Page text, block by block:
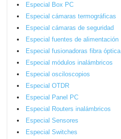
Especial Box PC
Especial cámaras termográficas
Especial cámaras de seguridad
Especial fuentes de alimentación
Especial fusionadoras fibra óptica
Especial módulos inalámbricos
Especial osciloscopios
Especial OTDR
Especial Panel PC
Especial Routers inalámbricos
Especial Sensores
Especial Switches